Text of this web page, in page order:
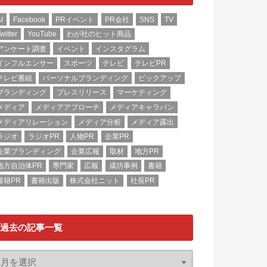
Facebook PRイベント PR会社 SNS
TV
YouTube
わが社のヒット商品
ンケート調査
イベント
インスタグラム
ンフルエンサー
スポーツ テレビ
テレビPR
レビ番組
パーソナルブランディング
ピックアップ
ランディング
プレスリリース
マーケティング
ディア
メディアアプローチ
メディアキャラバン
ディアリレーション
メディア分析
メディア露出
ジオ
ラジオPR 人物PR
企業PR
業ブランディング
企業広報 取材
地方PR
方自治体PR
専門家 広報 成功事例
書籍
籍PR
書籍出版 株式会社ニット 社長PR
過去の記事一覧